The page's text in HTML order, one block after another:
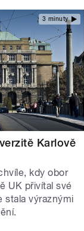
3 minuty
Karlově
kdy obor
UK přivítal své
stala výraznými